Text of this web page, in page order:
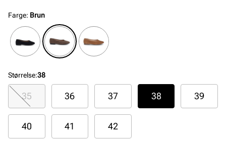
hele dagen.
Farge: Brun
Størrelse:38
35 36 37 38 39
40 41 42